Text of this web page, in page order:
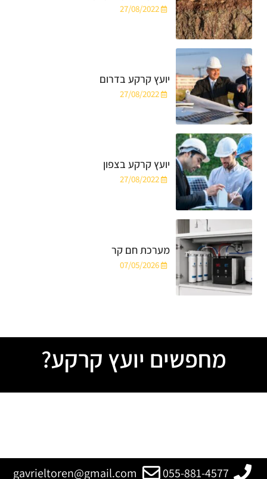
27/08/2022
יועץ קרקע בדרום
27/08/2022
יועץ קרקע בצפון
27/08/2022
מערכת חם קר
07/05/2026
מחפשים יועץ קרקע?
055-881-4577
gavrieltoren@gmail.com